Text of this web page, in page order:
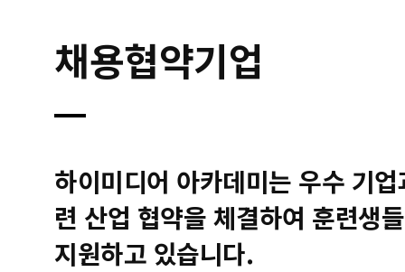
채용협약기업
하이미디어 아카데미는 우수 기
련 산업 협약을 체결하여 훈련생
지원하고 있습니다.